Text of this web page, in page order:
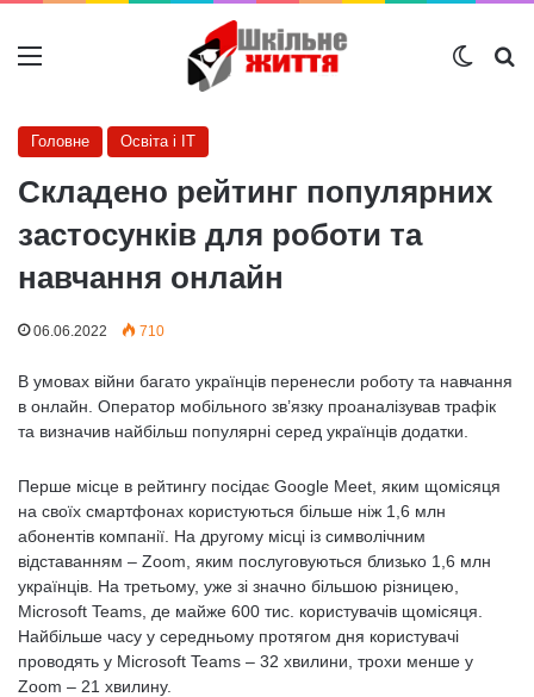
Меню
Головне Освіта і IT
Складено рейтинг популярних
застосунків для роботи та
навчання онлайн
06.06.2022 710
В умовах війни багато українців перенесли роботу та навчання
в онлайн. Оператор мобільного зв’язку проаналізував трафік
та визначив найбільш популярні серед українців додатки.
Перше місце в рейтингу посідає Google Meet, яким щомісяця
на своїх смартфонах користуються більше ніж 1,6 млн
абонентів компанії. На другому місці із символічним
відставанням – Zoom, яким послуговуються близько 1,6 млн
українців. На третьому, уже зі значно більшою різницею,
Microsoft Teams, де майже 600 тис. користувачів щомісяця.
Найбільше часу у середньому протягом дня користувачі
проводять у Microsoft Teams – 32 хвилини, трохи менше у
Zoom – 21 хвилину.